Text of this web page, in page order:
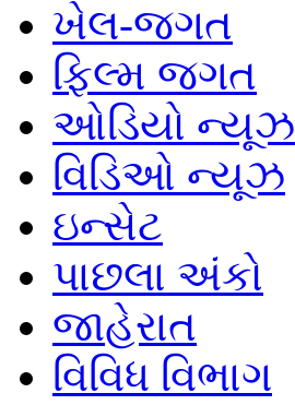
ખેલ-જગત
ફિલ્મ જગત
ઓડિયો ન્યૂઝ
વિડિઓ ન્યૂઝ
ઇન્સેટ
પાછલા અંકો
જાહેરાત
વિવિધ વિભાગ